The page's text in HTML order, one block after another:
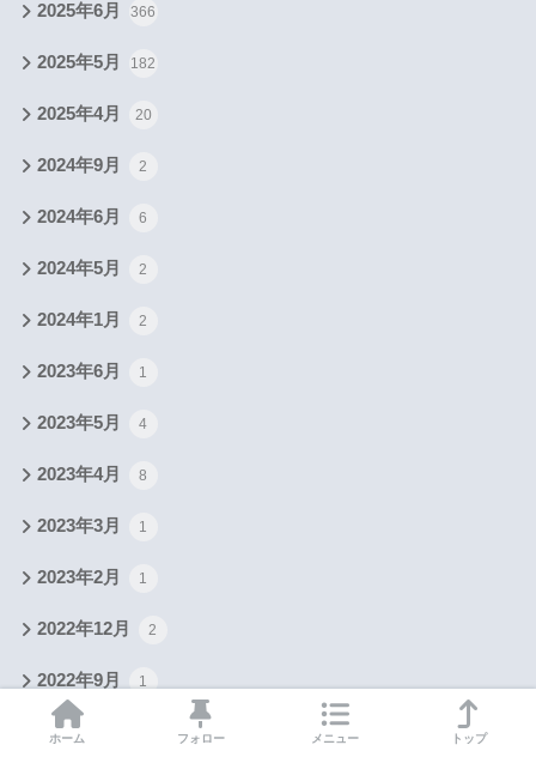
2025年6月 366
2025年5月 182
2025年4月 20
2024年9月 2
2024年6月 6
2024年5月 2
2024年1月 2
2023年6月 1
2023年5月 4
2023年4月 8
2023年3月 1
2023年2月 1
2022年12月 2
2022年9月 1
2021年6月
ホーム フォロー メニュー トップ